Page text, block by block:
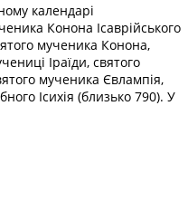
календарі
Конона Ісаврійського
мученика Конона,
Іраїди, святого
мученика Євлампія,
Ісихія (близько 790). У